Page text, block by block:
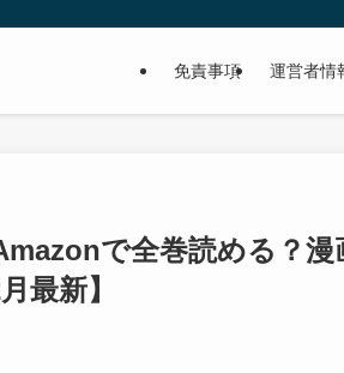
免責事項 運営者情
で全巻読める？漫
最新】